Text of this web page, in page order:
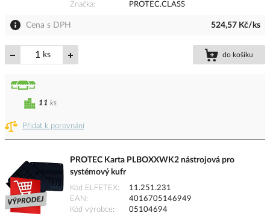
Značka
PROTEC.CLASS
Cena s DPH 524,57 Kč/ks
ks do košíku
Přidat k porovnání
11 ks
PROTEC Karta PLBOXXWK2 nástrojová pro
systémový kufr
Kód ELFETEX
11.251.231
EAN
4016705146949
Kód výrobce
05104694